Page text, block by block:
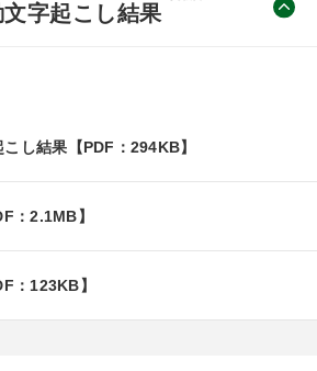
字起こし結果
こし結果【PDF：294KB】
：2.1MB】
：123KB】